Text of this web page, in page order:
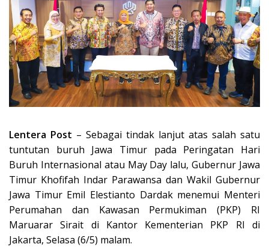
Lentera Post – Sebagai tindak lanjut atas salah satu
tuntutan buruh Jawa Timur pada Peringatan Hari
Buruh Internasional atau May Day lalu, Gubernur Jawa
Timur Khofifah Indar Parawansa dan Wakil Gubernur
Jawa Timur Emil Elestianto Dardak menemui Menteri
Perumahan dan Kawasan Permukiman (PKP) RI
Maruarar Sirait di Kantor Kementerian PKP RI di
Jakarta, Selasa (6/5) malam.